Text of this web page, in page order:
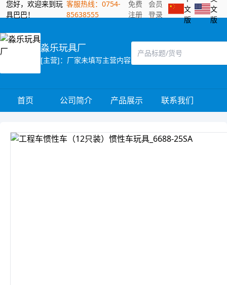
您好，欢迎来到玩
具巴巴！
客服热线：0754-
85638555
免费
注册
会员
登录
文
版
文
版
淼乐玩具厂
[主营]：厂家未填写主营内容
首页 公司简介 产品展示 联系我们